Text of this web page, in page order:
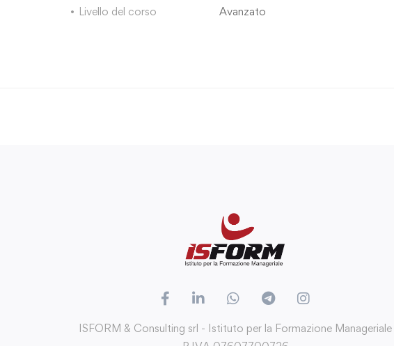
Livello del corso
Avanzato
ISFORM & Consulting srl - Istituto per la Formazione Manageriale